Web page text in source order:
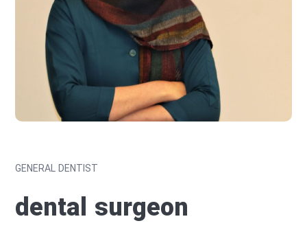
GENERAL DENTIST
dental surgeon